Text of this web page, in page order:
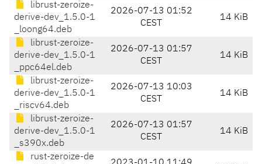
librust-zeroize-
derive-dev_1.5.0-1
_loong64.deb
2026-07-13 01:52
CEST
14 KiB
librust-zeroize-
derive-dev_1.5.0-1
_ppc64el.deb
2026-07-13 01:57
CEST
14 KiB
librust-zeroize-
derive-dev_1.5.0-1
_riscv64.deb
2026-07-13 10:03
CEST
14 KiB
librust-zeroize-
derive-dev_1.5.0-1
_s390x.deb
2026-07-13 01:57
CEST
14 KiB
rust-zeroize-de